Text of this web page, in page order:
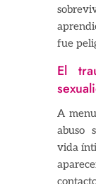
fue
El
A
abuso
vida